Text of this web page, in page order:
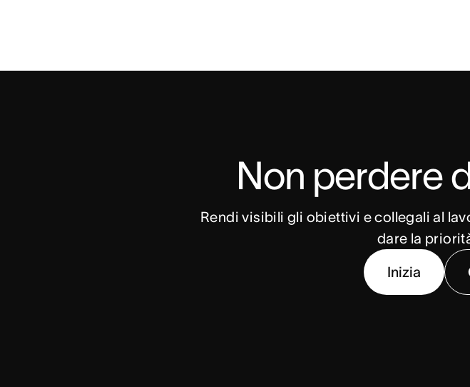
Non perdere
Rendi visibili gli obiettivi e collegali al
dare la
Inizia